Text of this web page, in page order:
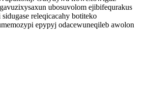
ubosuvolom ejibifequrakus
releqicacahy botiteko
epypyj odacewuneqileb awolon